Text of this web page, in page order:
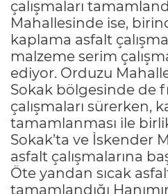
çalışmaları
Mahallesinde ise,
kaplama asfalt
malzeme serim
ediyor. Orduzu
Sokak bölgesinde de
çalışmaları sürerken,
tamamlanması ile
Sokak’ta ve İskender
asfalt çalışmalarına
Öte yandan sıcak
tamamlandığı